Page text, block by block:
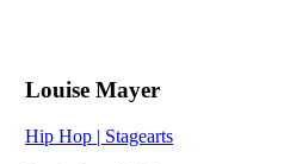
Louise Mayer
Hip Hop | Stagearts